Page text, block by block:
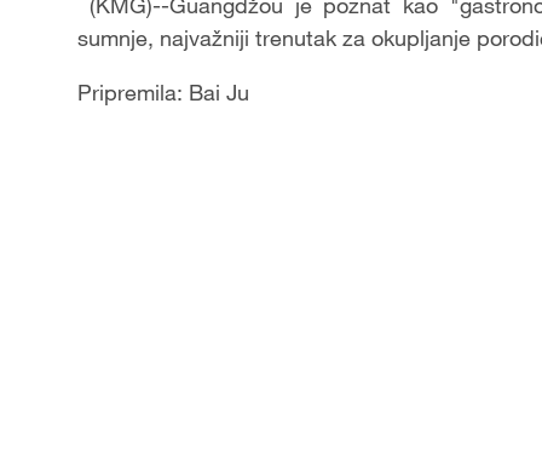
sumnje, najvažniji trenutak za okupljanje
Pripremila: Bai Ju